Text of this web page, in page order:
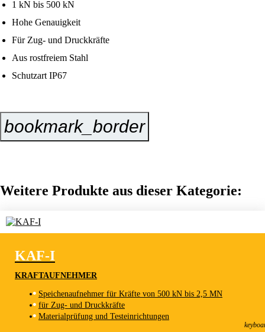
1 kN bis 500 kN
Hohe Genauigkeit
Für Zug- und Druckkräfte
Aus rostfreiem Stahl
Schutzart IP67
bookmark_border
Weitere Produkte aus dieser Kategorie:
KAF-I
KAF-I
KRAFTAUFNEHMER
Speichenaufnehmer für Kräfte von 500 kN bis 2,5 MN
für Zug- und Druckkräfte
Materialprüfung und Testeinrichtungen